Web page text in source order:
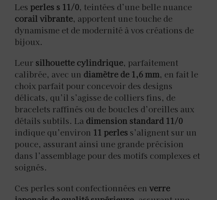
Les perles s 11/0, teintées d’une belle nuance
corail vibrante, apportent une touche de
dynamisme et de modernité à vos créations de
bijoux.
Leur silhouette cylindrique, parfaitement
calibrée, avec un diamètre de 1,6 mm, en fait le
choix parfait pour concevoir des designs
délicats, qu’il s’agisse de colliers fins, de
bracelets raffinés ou de boucles d’oreilles aux
détails subtils. La dimension standard 11/0
indique qu’environ 11 perles s’alignent sur un
pouce, assurant ainsi une grande précision
dans l’assemblage pour des motifs complexes et
soignés.
Ces perles sont confectionnées en verre